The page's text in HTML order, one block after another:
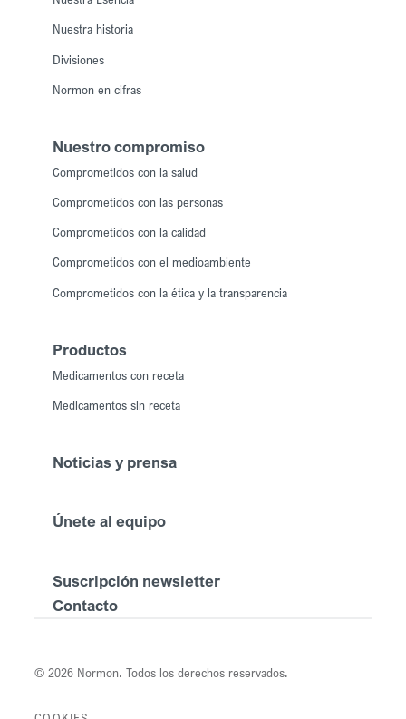
Nuestra historia
Divisiones
Normon en cifras
Nuestro compromiso
Comprometidos con la salud
Comprometidos con las personas
Comprometidos con la calidad
Comprometidos con el medioambiente
Comprometidos con la ética y la transparencia
Productos
Medicamentos con receta
Medicamentos sin receta
Noticias y prensa
Únete al equipo
Suscripción newsletter
Contacto
© 2026 Normon. Todos los derechos reservados.